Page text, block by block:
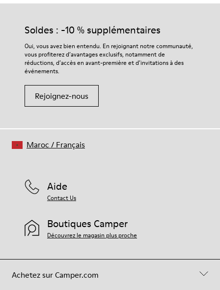
Soldes : -10 % supplémentaires
Oui, vous avez bien entendu. En rejoignant notre communauté,
vous profiterez d’avantages exclusifs, notamment de
réductions, d’accès en avant-première et d’invitations à des
événements.
Rejoignez-nous
Achetez sur Camper.com
Aide
Contact Us
Boutiques Camper
Découvrez le magasin plus proche
Maroc / Français